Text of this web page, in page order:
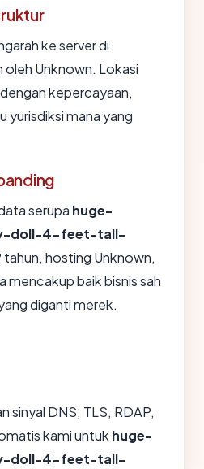
ke server di
oleh Unknown. Lokasi
kepercayaan,
yurisdiksi mana yang
serupa huge-
doll-4-feet-tall-
tahun, hosting Unknown,
mencakup baik bisnis sah
diganti merek.
sinyal DNS, TLS, RDAP,
kami untuk huge-
doll-4-feet-tall-